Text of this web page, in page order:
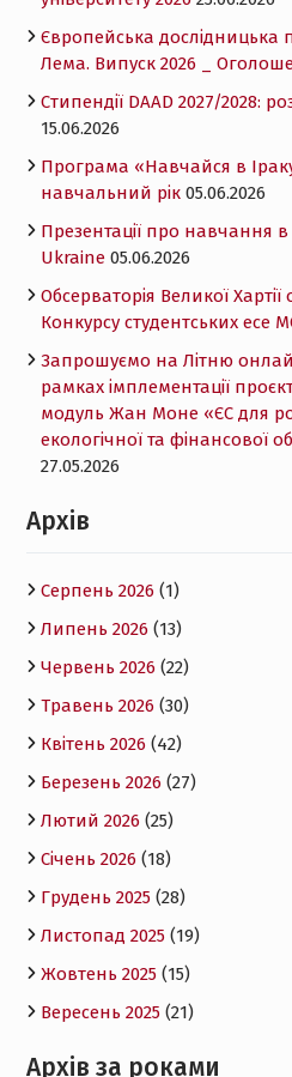
Європейська дослідницька
Лема. Випуск 2026 _
Cтипендії DAAD 2027/2028:
15.06.2026
Програма «Навчайся в
навчальний рік 05.06.2026
Презентації про навчання в
Ukraine 05.06.2026
Обсерваторія Великої
Конкурсу студентських есе
Запрошуємо на Літню
рамках імплементації
модуль Жан Моне «ЄС для
екологічної та фінансової
27.05.2026
Архів
Серпень 2026(1)
Липень 2026(13)
Червень 2026(22)
Травень 2026(30)
Квітень 2026(42)
Березень 2026(27)
Лютий 2026(25)
Січень 2026(18)
Грудень 2025(28)
Листопад 2025(19)
Жовтень 2025(15)
Вересень 2025(21)
Архів за роками